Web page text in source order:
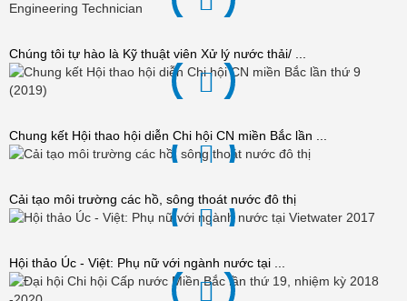
Chúng tôi tự hào là Kỹ thuật viên Xử lý nước thải/ ...
Chung kết Hội thao hội diễn Chi hội CN miền Bắc lần ...
Cải tạo môi trường các hồ, sông thoát nước đô thị
Hội thảo Úc - Việt: Phụ nữ với ngành nước tại ...